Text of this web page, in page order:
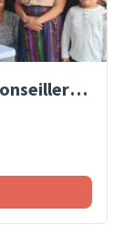
Les 5 pépites secrètes de nos conseillers voyage